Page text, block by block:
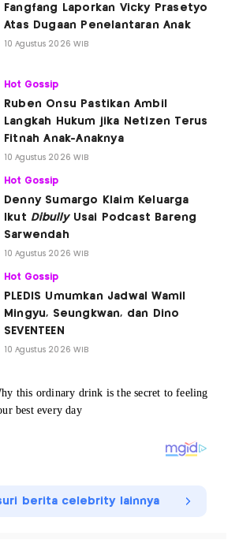
Fangfang Laporkan Vicky Prasetyo
Atas Dugaan Penelantaran Anak
10 Agustus 2026 WIB
Hot Gossip
Ruben Onsu Pastikan Ambil
Langkah Hukum jika Netizen Terus
Fitnah Anak-Anaknya
10 Agustus 2026 WIB
Hot Gossip
Denny Sumargo Klaim Keluarga
Ikut DibullyUsai Podcast Bareng
Sarwendah
10 Agustus 2026 WIB
Hot Gossip
PLEDIS Umumkan Jadwal Wamil
Mingyu, Seungkwan, dan Dino
SEVENTEEN
10 Agustus 2026 WIB
berita celebrity lainnya